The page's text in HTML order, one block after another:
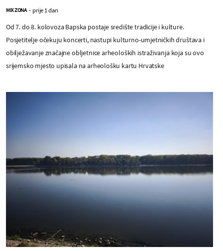
MIX ZONA - prije 1 dan
Od 7. do 8. kolovoza Bapska postaje središte tradicije i kulture.
Posjetitelje očekuju koncerti, nastupi kulturno-umjetničkih društava i
obilježavanje značajne obljetnice arheoloških istraživanja koja su ovo
srijemsko mjesto upisala na arheološku kartu Hrvatske